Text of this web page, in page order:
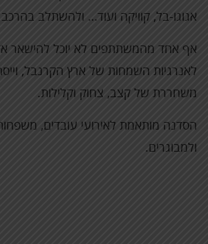
אגוגו-בל, קוויקה ועוד… ולהשתלב
אף אחד מהמשתתפים לא יוכל להישאר
לאנרגיות השמחות של ארץ הקרנבל,
משחררת של קצב, צחוק וקלילות.
הסדנה מותאמת לאירועי עובדים,
ולמבוגרים.